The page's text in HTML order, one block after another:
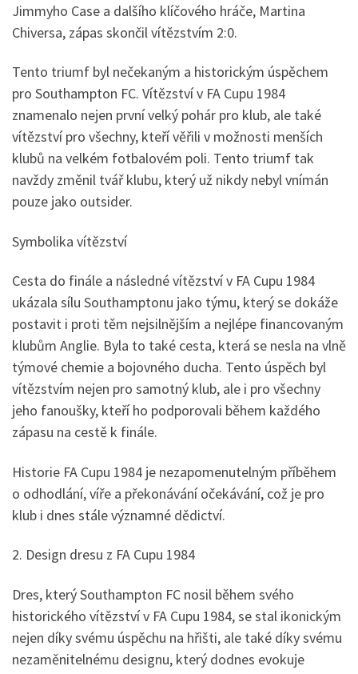
Jimmyho Case a dalšího klíčového hráče, Martina
Chiversa, zápas skončil vítězstvím 2:0.
Tento triumf byl nečekaným a historickým úspěchem
pro Southampton FC. Vítězství v FA Cupu 1984
znamenalo nejen první velký pohár pro klub, ale také
vítězství pro všechny, kteří věřili v možnosti menších
klubů na velkém fotbalovém poli. Tento triumf tak
navždy změnil tvář klubu, který už nikdy nebyl vnímán
pouze jako outsider.
Symbolika vítězství
Cesta do finále a následné vítězství v FA Cupu 1984
ukázala sílu Southamptonu jako týmu, který se dokáže
postavit i proti těm nejsilnějším a nejlépe financovaným
klubům Anglie. Byla to také cesta, která se nesla na vlně
týmové chemie a bojovného ducha. Tento úspěch byl
vítězstvím nejen pro samotný klub, ale i pro všechny
jeho fanoušky, kteří ho podporovali během každého
zápasu na cestě k finále.
Historie FA Cupu 1984 je nezapomenutelným příběhem
o odhodlání, víře a překonávání očekávání, což je pro
klub i dnes stále významné dědictví.
2. Design dresu z FA Cupu 1984
Dres, který Southampton FC nosil během svého
historického vítězství v FA Cupu 1984, se stal ikonickým
nejen díky svému úspěchu na hřišti, ale také díky svému
nezaměnitelnému designu, který dodnes evokuje